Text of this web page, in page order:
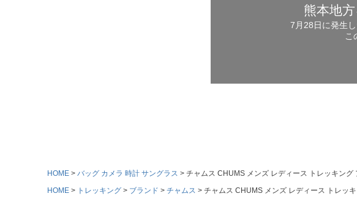
熊本地
7月28日に発生
こ
HOME バッグ カメラ 時計 サングラス
チャムス CHUMS メンズ レディース トレッキン
HOME
トレッキング ブランド チャムス チャムス CHUMS メンズ レディース トレッ